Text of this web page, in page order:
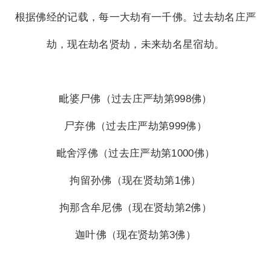
根据佛经的记载，每一大劫有一千佛。过去劫名庄严
劫，现在劫名贤劫，未来劫名星宿劫。
毗婆尸佛（过去庄严劫第998佛）
尸弃佛（过去庄严劫第999佛）
毗舍浮佛（过去庄严劫第1000佛）
拘留孙佛（现在贤劫第1佛）
拘那含牟尼佛（现在贤劫第2佛）
迦叶佛（现在贤劫第3佛）